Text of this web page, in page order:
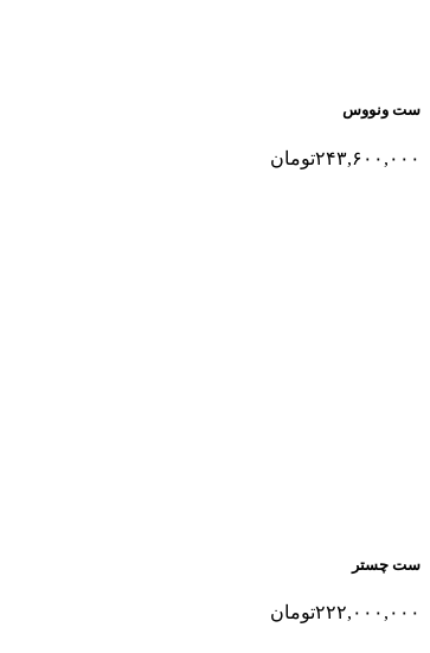
ست ونووس
۲۴۳,۶۰۰,۰۰۰تومان
ست چستر
۲۲۲,۰۰۰,۰۰۰تومان